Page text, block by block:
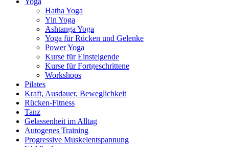
Hatha Yoga
Yin Yoga
Ashtanga Yoga
Yoga für Rücken und Gelenke
Power Yoga
Kurse für Einsteigende
Kurse für Fortgeschrittene
Workshops
Pilates
Kraft, Ausdauer, Beweglichkeit
Rücken-Fitness
Tanz
Gelassenheit im Alltag
Autogenes Training
Progressive Muskelentspannung